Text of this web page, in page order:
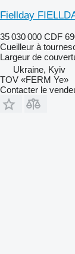
Fiellday
35 030 000 CDF
Cueilleur à
Largeur de
Ukraine, Kyiv
TOV «FERM Ye»
Contacter le